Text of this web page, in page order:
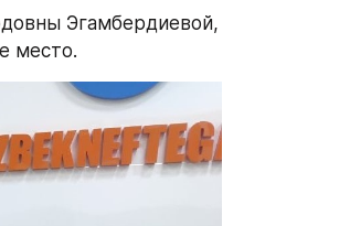
Эгамбердиевой,
место.